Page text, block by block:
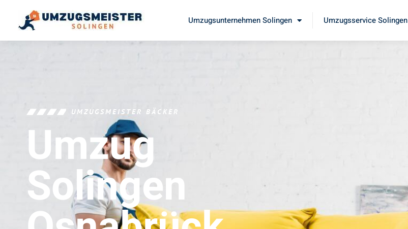
Umzugsunternehmen Solingen Umzugsservice Solingen
UMZUGSMEISTER BÄCKER
Umzug
Solingen